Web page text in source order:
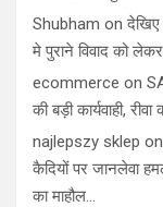
Shubham onदेखिए
मे पुराने विवाद को
ecommerce on
की बड़ी कार्यवाही,
najlepszy sklep on
कैदियों पर जानलेवा
का माहौल…